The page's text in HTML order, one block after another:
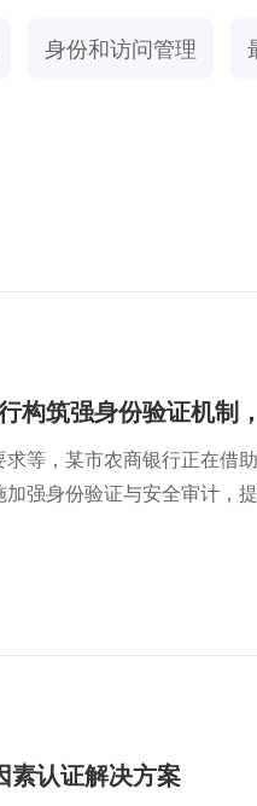
身份和访问管理
构筑强身份验证机制
等，某市农商银行正在借
强身份验证与安全审计，提
素认证解决方案